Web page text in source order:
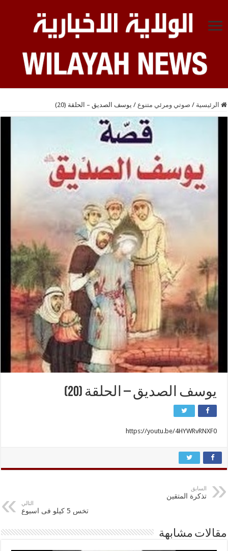
الرئيسية / صوتي ومرئي متنوع / يوسف الصديق – الحلقة (20)
يوسف الصديق – الحلقة (20)
https://youtu.be/4HYWRvRNXF0
السابق
تذكرة المتقين
التالي
تخس 5 كيلو فى اسبوع
مقالات مشابهة